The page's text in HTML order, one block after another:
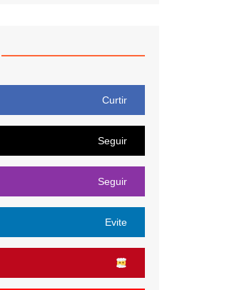
Curtir
Seguir
Seguir
Evite